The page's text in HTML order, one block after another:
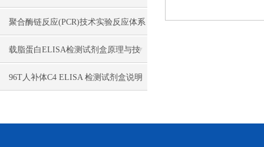
本要求说明
聚合酶链反应(PCR)技术实验反应体系
各组份解析
载脂蛋白ELISA检测试剂盒原理与技
术方法？
96T人补体C4 ELISA 检测试剂盒说明